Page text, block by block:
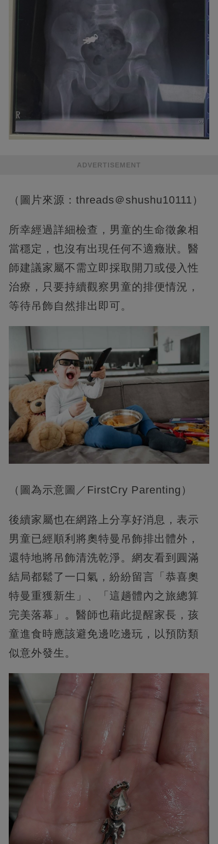
ADVERTISEMENT
（圖片來源：threads＠shushu10111）
所幸經過詳細檢查，男童的生命徵象相
當穩定，也沒有出現任何不適癥狀。醫
師建議家屬不需立即採取開刀或侵入性
治療，只要持續觀察男童的排便情況，
等待吊飾自然排出即可。
（圖為示意圖／FirstCry Parenting）
後續家屬也在網路上分享好消息，表示
男童已經順利將奧特曼吊飾排出體外，
還特地將吊飾清洗乾淨。網友看到圓滿
結局都鬆了一口氣，紛紛留言「恭喜奧
特曼重獲新生」、「這趟體內之旅總算
完美落幕」。醫師也藉此提醒家長，孩
童進食時應該避免邊吃邊玩，以預防類
似意外發生。